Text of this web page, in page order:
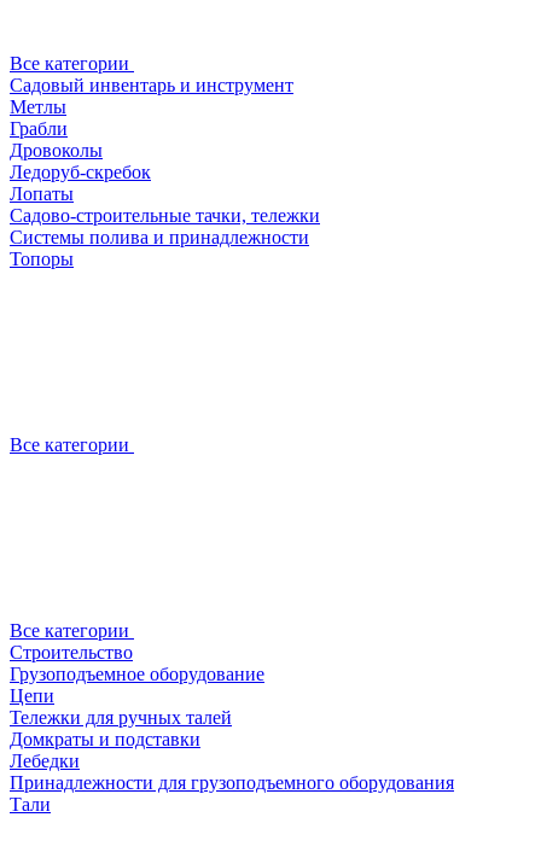
Все категории
Садовый инвентарь и инструмент
Метлы
Грабли
Дровоколы
Ледоруб-скребок
Лопаты
Садово-строительные тачки, тележки
Системы полива и принадлежности
Топоры
Все категории
Все категории
Строительство
Грузоподъемное оборудование
Цепи
Тележки для ручных талей
Домкраты и подставки
Лебедки
Принадлежности для грузоподъемного оборудования
Тали